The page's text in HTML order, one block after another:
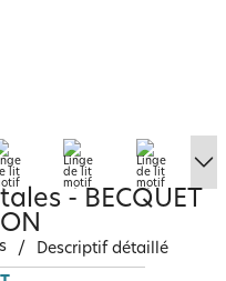
- BECQUET
/ Descriptif détaillé